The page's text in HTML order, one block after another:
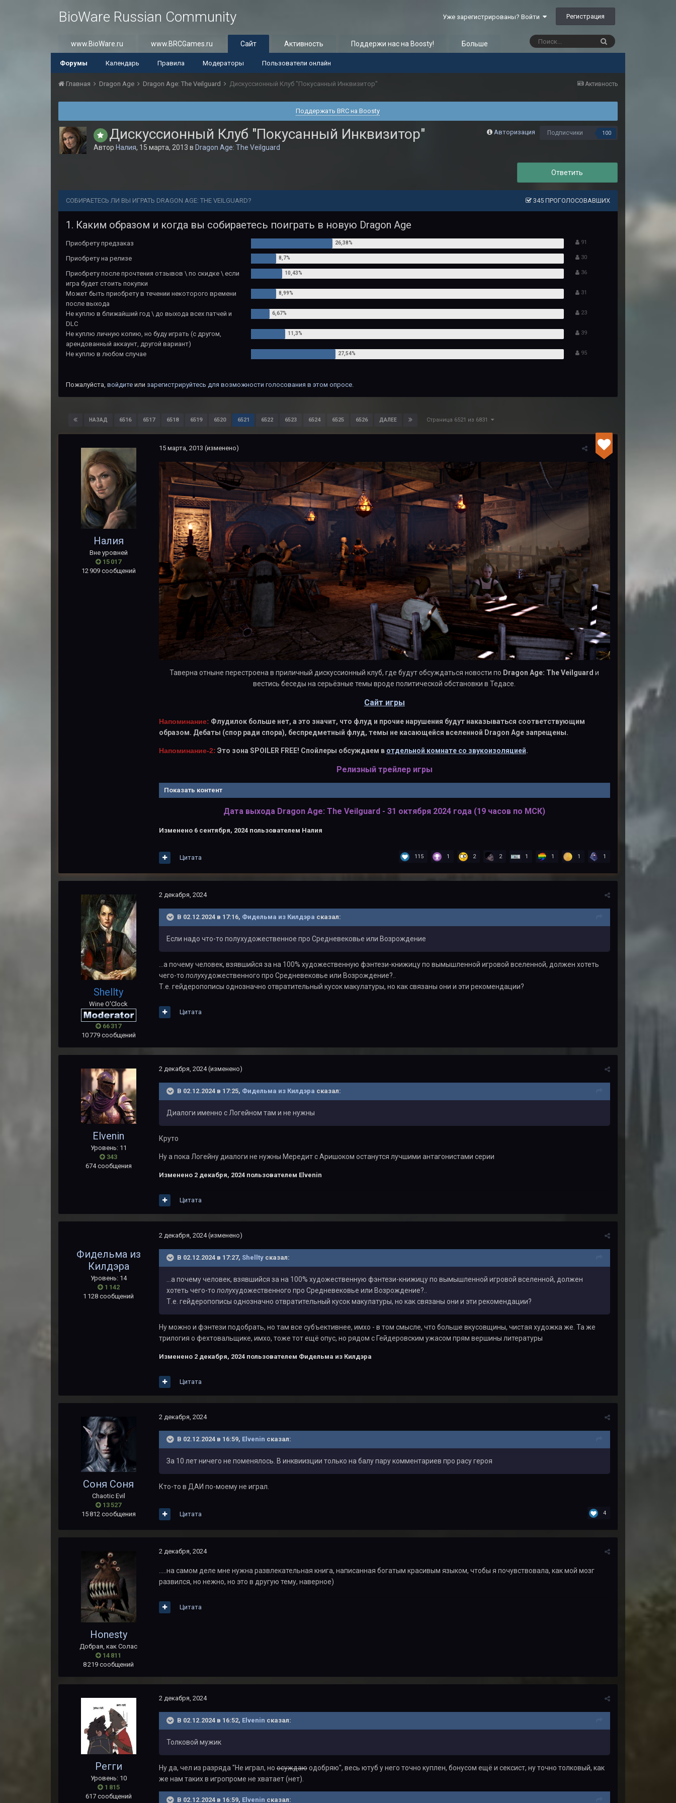
BioWare Russian Community Уже зарегистрированы? Войти Регистрация
www.BioWare.ru www.BRCGames.ru Сайт
Форумы Календарь Правила Модераторы Пользователи онлайн
Активность Поддержи нас на Boosty! Больше
Активность
Главная Dragon Age Dragon Age: The Veilguard Дискуссионный Клуб "Покусанный Инквизитор"
Поддержать BRC на Boosty
Авторизация Подписчики 100
Дискуссионный Клуб "Покусанный Инквизитор"
Автор Налия, 15 марта, 2013 в Dragon Age: The Veilguard
Ответить
СОБИРАЕТЕСЬ ЛИ ВЫ ИГРАТЬ DRAGON AGE: THE VEILGUARD? 345 ПРОГОЛОСОВАВШИХ
1. Каким образом и когда вы собираетесь поиграть в новую Dragon Age
Приобрету предзаказ 91
Приобрету на релизе 30
Приобрету после прочтения отзывов \ по скидке \ если
игра будет стоить покупки
36
Может быть приобрету в течении некоторого времени
после выхода
31
Не куплю в ближайший год \ до выхода всех патчей и
DLC
23
Не куплю личную копию, но буду играть (с другом,
арендованный аккаунт, другой вариант)
39
Не куплю в любом случае 95
Пожалуйста, войдитеили зарегистрируйтесь для возможности голосования в этом опросе.
НАЗАД 6516 6517 6518 6519 6520 6521 6522 6523 6524 6525 6526 ДАЛЕЕ Страница 6521 из 6831
Налия
Вне уровней
15 017
12 909 сообщений
15 марта, 2013 (изменено)
Таверна отныне перестроена в приличный дискуссионный клуб, где будут обсуждаться новости по Dragon Age: The Veilguard и
вестись беседы на серьёзные темы вроде политической обстановки в Тедасе.
Сайт игры
Напоминание: Флудилок больше нет, а это значит, что флуд и прочие нарушения будут наказываться соответствующим
образом. Дебаты (спор ради спора), беспредметный флуд, темы не касающейся вселенной Dragon Age запрещены.
Напоминание-2: Это зона SPOILER FREE! Спойлеры обсуждаем в отдельной комнате со звукоизоляцией.
Релизный трейлер игры
Показать контент
Дата выхода Dragon Age: The Veilguard - 31 октября 2024 года (19 часов по МСК)
Изменено 6 сентября, 2024пользователем Налия
115 1 2 2 1 1 1 1
Цитата
Shellty
Wine O'Clock
66 317
10 779 сообщений
2 декабря, 2024
В 02.12.2024 в 17:16, Фидельма из Килдэра сказал:
Если надо что-то полухудожественное про Средневековье или Возрождение
...а почему человек, взявшийся за на 100% художественную фэнтези-книжицу по вымышленной игровой вселенной, должен хотеть
чего-то полухудожественного про Средневековье или Возрождение?..
Т.е. гейдеропописы однозначно отвратительный кусок макулатуры, но как связаны они и эти рекомендации?
Цитата
Elvenin
Уровень: 11
343
674 сообщения
2 декабря, 2024 (изменено)
В 02.12.2024 в 17:25, Фидельма из Килдэра сказал:
Диалоги именно с Логейном там и не нужны
Круто
Ну а пока Логейну диалоги не нужны Мередит с Аришоком останутся лучшими антагонистами серии
Изменено 2 декабря, 2024пользователем Elvenin
Цитата
Фидельма из
Килдэра
Уровень: 14
1 142
1 128 сообщений
2 декабря, 2024 (изменено)
В 02.12.2024 в 17:27, Shelltyсказал:
...а почему человек, взявшийся за на 100% художественную фэнтези-книжицу по вымышленной игровой вселенной, должен
хотеть чего-то полухудожественного про Средневековье или Возрождение?..
Т.е. гейдеропописы однозначно отвратительный кусок макулатуры, но как связаны они и эти рекомендации?
Ну можно и фэнтези подобрать, но там все субъективнее, имхо - в том смысле, что больше вкусовщины, чистая художка же. Та же
трилогия о фехтовальщике, имхо, тоже тот ещё опус, но рядом с Гейдеровским ужасом прям вершины литературы
Изменено 2 декабря, 2024пользователем Фидельма из Килдэра
Цитата
Соня Соня
Chaotic Evil
13 527
15 812 сообщения
2 декабря, 2024
В 02.12.2024 в 16:59, Elvenin сказал:
За 10 лет ничего не поменялось. В инквиизции только на балу пару комментариев про расу героя
Кто-то в ДАИ по-моему не играл.
4
Цитата
Honesty
Добрая, как Солас
14 811
8 219 сообщений
2 декабря, 2024
.....на самом деле мне нужна развлекательная книга, написанная богатым красивым языком, чтобы я почувствовала, как мой мозг
развился, но нежно, но это в другую тему, наверное)
Цитата
Регги
Уровень: 10
1 815
617 сообщений
2 декабря, 2024
В 02.12.2024 в 16:52, Elvenin сказал:
Толковой мужик
Ну да, чел из разряда "Не играл, ноосуждаюодобряю", весь ютуб у него точно куплен, бонусом ещё и сексист, ну точно толковый, как
же нам таких в игропроме не хватает (нет).
В 02.12.2024 в 16:59, Elvenin сказал: